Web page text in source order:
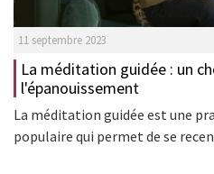
11 septembre 2023
La méditation guidée : un
l'épanouissement
La méditation guidée est une
populaire qui permet de se